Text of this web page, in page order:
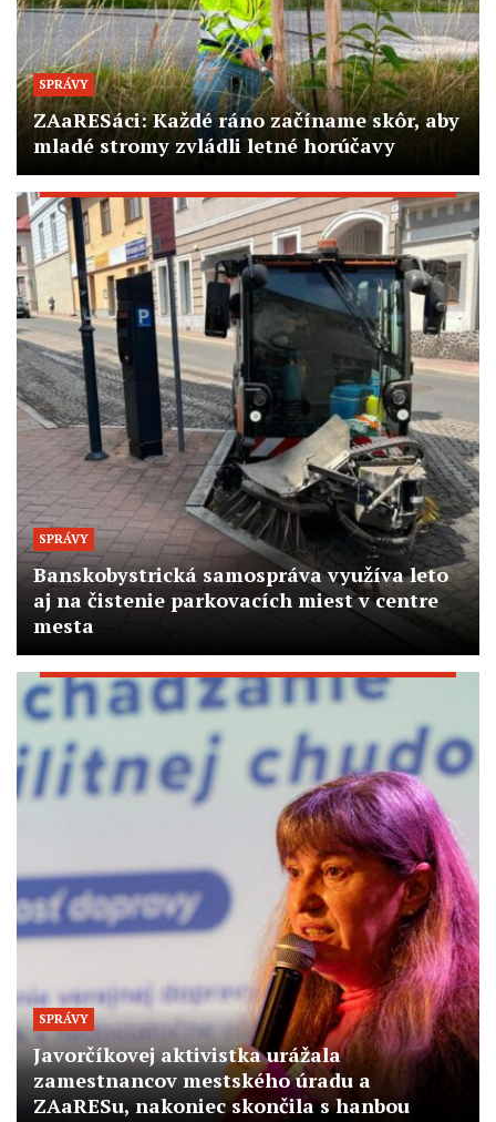
SPRÁVY
ZAaRESáci: Každé ráno začíname skôr, aby
mladé stromy zvládli letné horúčavy
SPRÁVY
Banskobystrická samospráva využíva leto
aj na čistenie parkovacích miest v centre
mesta
SPRÁVY
Javorčíkovej aktivistka urážala
zamestnancov mestského úradu a
ZAaRESu, nakoniec skončila s hanbou